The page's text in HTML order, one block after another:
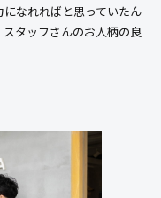
になれればと思っていたん
タッフさんのお人柄の良